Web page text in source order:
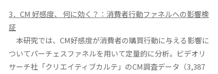
3．CM 好感度、 何に効く？：消費者行動ファネルへの影響検
証
本研究では、CM好感度が消費者の購買行動に与える影響に
ついてパーチェスファネルを用いて定量的に分析。ビデオリ
サーチ社「クリエイティブカルテ」のCM調査データ（3,387